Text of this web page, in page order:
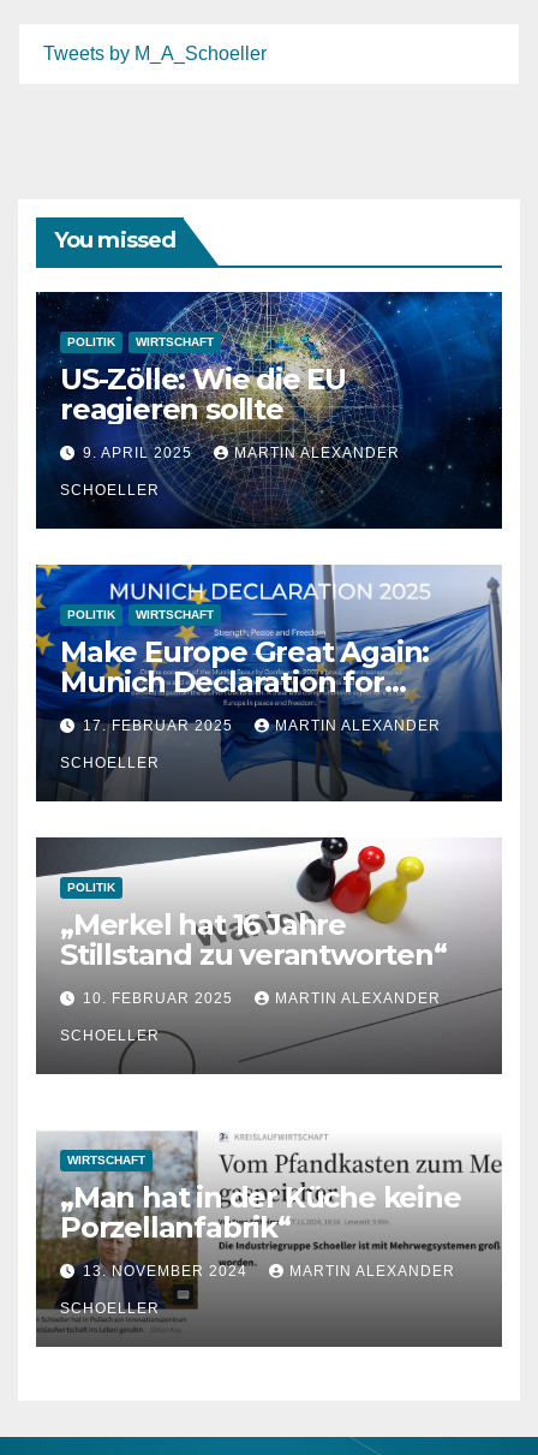
Tweets by M_A_Schoeller
You missed
POLITIK WIRTSCHAFT
US-Zölle: Wie die EU
reagieren sollte
9. APRIL 2025 MARTIN ALEXANDER
SCHOELLER
POLITIK WIRTSCHAFT
Make Europe Great Again:
Munich Declaration for
Strength, Peace and
Freedom
17. FEBRUAR 2025 MARTIN ALEXANDER
SCHOELLER
POLITIK
„Merkel hat 16 Jahre
Stillstand zu verantworten“
10. FEBRUAR 2025 MARTIN ALEXANDER
SCHOELLER
WIRTSCHAFT
„Man hat in der Küche keine
Porzellanfabrik“
13. NOVEMBER 2024 MARTIN ALEXANDER
SCHOELLER